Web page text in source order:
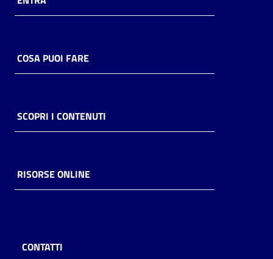
COSA PUOI FARE
SCOPRI I CONTENUTI
RISORSE ONLINE
CONTATTI